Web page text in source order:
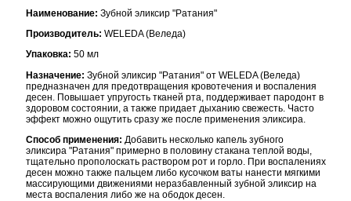
Наименование: Зубной эликсир "Ратания"
Производитель: WELEDA (Веледа)
Упаковка: 50 мл
Назначение: Зубной эликсир "Ратания" от WELEDA (Веледа)
предназначен для предотвращения кровотечения и воспаления
десен. Повышает упругость тканей рта, поддерживает пародонт в
здоровом состоянии, а также придает дыханию свежесть. Часто
эффект можно ощутить сразу же после применения эликсира.
Способ применения: Добавить несколько капель зубного
эликсира "Ратания" примерно в половину стакана теплой воды,
тщательно прополоскать раствором рот и горло. При воспалениях
десен можно также пальцем либо кусочком ваты нанести мягкими
массирующими движениями неразбавленный зубной эликсир на
места воспаления либо же на ободок десен.